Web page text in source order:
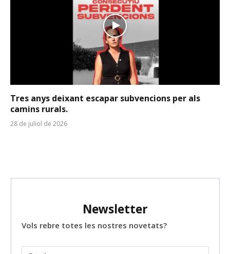
Tres anys deixant escapar subvencions per als
camins rurals.
28 de juliol de 2026
Newsletter
Vols rebre totes les nostres novetats?